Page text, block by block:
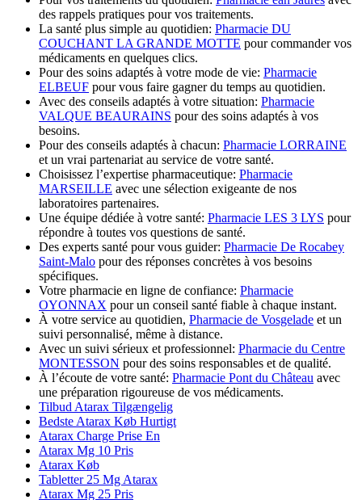
des rappels pratiques pour vos traitements.
La santé plus simple au quotidien: Pharmacie DU
COUCHANT LA GRANDE MOTTE pour commander vos
médicaments en quelques clics.
Pour des soins adaptés à votre mode de vie: Pharmacie
ELBEUF pour vous faire gagner du temps au quotidien.
Avec des conseils adaptés à votre situation: Pharmacie
VALQUE BEAURAINS pour des soins adaptés à vos
besoins.
Pour des conseils adaptés à chacun: Pharmacie LORRAINE
et un vrai partenariat au service de votre santé.
Choisissez l’expertise pharmaceutique: Pharmacie
MARSEILLE avec une sélection exigeante de nos
laboratoires partenaires.
Une équipe dédiée à votre santé: Pharmacie LES 3 LYS pour
répondre à toutes vos questions de santé.
Des experts santé pour vous guider: Pharmacie De Rocabey
Saint-Malo pour des réponses concrètes à vos besoins
spécifiques.
Votre pharmacie en ligne de confiance: Pharmacie
OYONNAX pour un conseil santé fiable à chaque instant.
À votre service au quotidien, Pharmacie de Vosgelade et un
suivi personnalisé, même à distance.
Avec un suivi sérieux et professionnel: Pharmacie du Centre
MONTESSON pour des soins responsables et de qualité.
À l’écoute de votre santé: Pharmacie Pont du Château avec
une préparation rigoureuse de vos médicaments.
Tilbud Atarax Tilgængelig
Bedste Atarax Køb Hurtigt
Atarax Charge Prise En
Atarax Mg 10 Pris
Atarax Køb
Tabletter 25 Mg Atarax
Atarax Mg 25 Pris